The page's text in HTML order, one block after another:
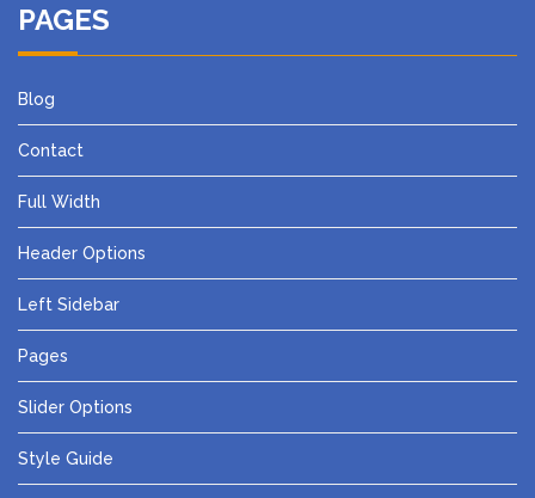
PAGES
Blog
Contact
Full Width
Header Options
Left Sidebar
Pages
Slider Options
Style Guide